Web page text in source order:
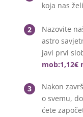
koja nas
2 Nazovite
astro
javi prvi
mob:1,12€
3
Nakon
o svemu,
ćete